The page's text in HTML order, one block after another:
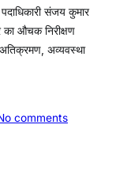
संजय कुमार
का औचक निरीक्षण
अतिक्रमण, अव्यवस्था
commentso